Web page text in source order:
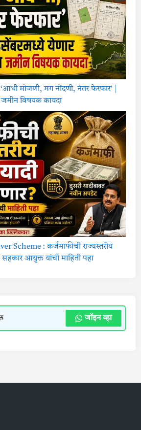
मोजणी, मग नोंदणी, नंतर फेरफार’ |
विषयक कायदा
Scheme : कर्जमाफीची राज्यस्तरीय
सहकार आयुक्त यांची माहिती पहा
जॉइन व्हा